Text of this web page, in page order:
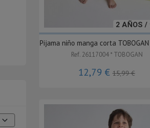
2 AÑOS /
Pijama niño manga corta TOBOGAN
Ref. 26117004 * TOBOGAN
12,79 €15,99 €